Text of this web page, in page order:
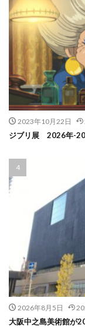
2023年10月22日
ジブリ展 2026年-
2026年8月5日
大阪中之島美術館が